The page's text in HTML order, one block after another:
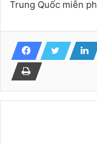
Trung Quốc miễn